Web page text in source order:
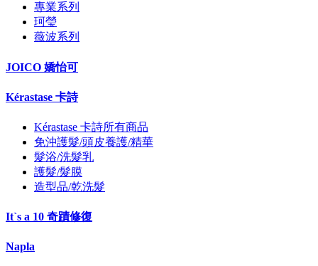
專業系列
珂瑩
薇波系列
JOICO 嬌怡可
Kérastase 卡詩
Kérastase 卡詩所有商品
免沖護髮/頭皮養護/精華
髮浴/洗髮乳
護髮/髮膜
造型品/乾洗髮
It`s a 10 奇蹟修復
Napla